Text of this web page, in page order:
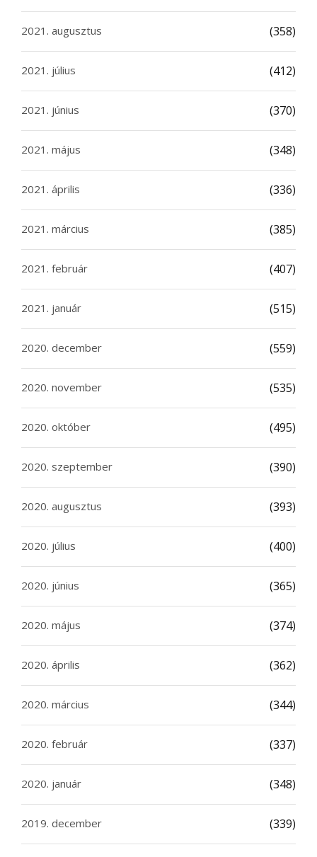
2021. augusztus (358)
2021. július (412)
2021. június (370)
2021. május (348)
2021. április (336)
2021. március (385)
2021. február (407)
2021. január (515)
2020. december (559)
2020. november (535)
2020. október (495)
2020. szeptember (390)
2020. augusztus (393)
2020. július (400)
2020. június (365)
2020. május (374)
2020. április (362)
2020. március (344)
2020. február (337)
2020. január (348)
2019. december (339)